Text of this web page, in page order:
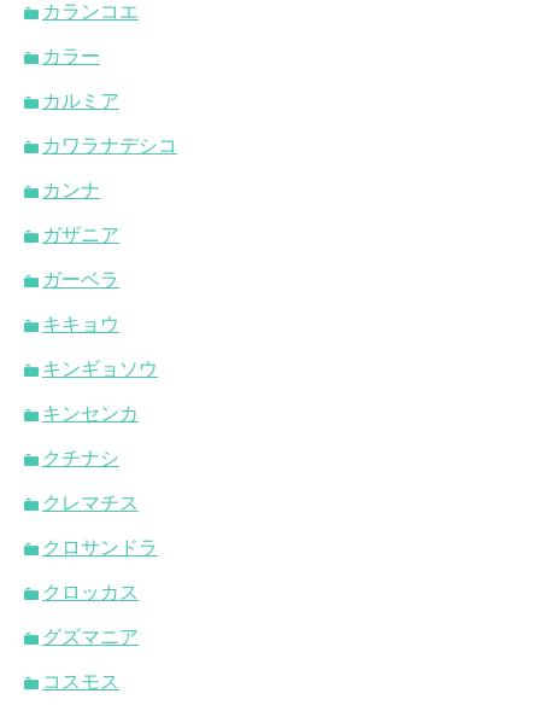
カランコエ
カラー
カルミア
カワラナデシコ
カンナ
ガザニア
ガーベラ
キキョウ
キンギョソウ
キンセンカ
クチナシ
クレマチス
クロサンドラ
クロッカス
グズマニア
コスモス